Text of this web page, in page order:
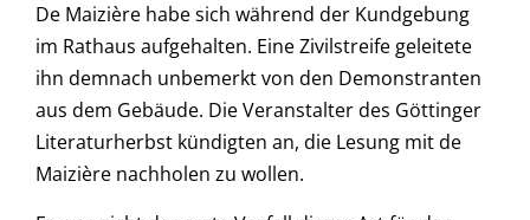
De Maizière habe sich während der Kundgebung
im Rathaus aufgehalten. Eine Zivilstreife geleitete
ihn demnach unbemerkt von den Demonstranten
aus dem Gebäude. Die Veranstalter des Göttinger
Literaturherbst kündigten an, die Lesung mit de
Maizière nachholen zu wollen.